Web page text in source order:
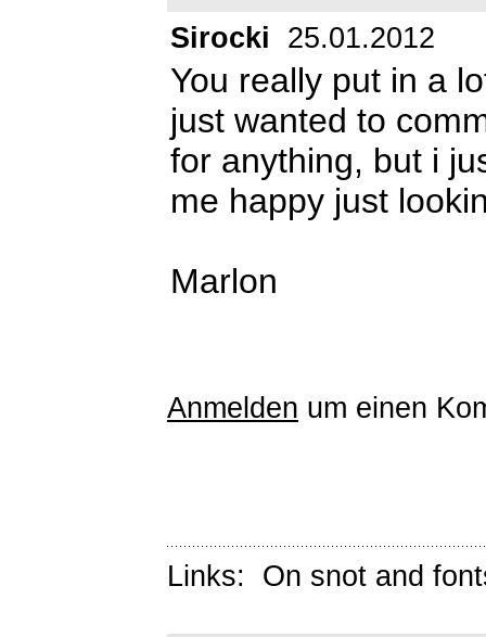
Sirocki 25.01.2012
You really put in a
just wanted to
for anything, but i
me happy just
Marlon
Anmelden um einen
Links: On snot and